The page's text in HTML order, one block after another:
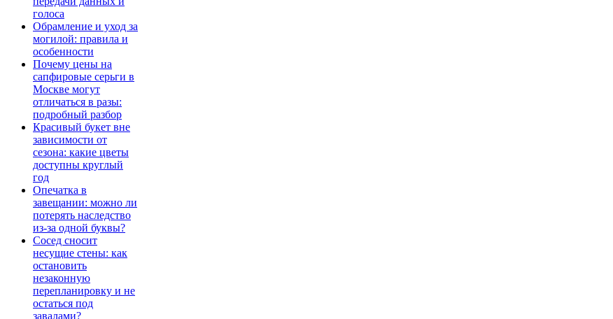
голоса
Обрамление и уход за
могилой: правила и
особенности
Почему цены на
сапфировые серьги в
Москве могут
отличаться в разы:
подробный разбор
Красивый букет вне
зависимости от
сезона: какие цветы
доступны круглый
год
Опечатка в
завещании: можно ли
потерять наследство
из-за одной буквы?
Сосед сносит
несущие стены: как
остановить
незаконную
перепланировку и не
остаться под
завалами?